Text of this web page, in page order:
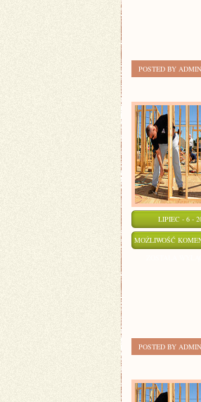
POSTED BY ADMIN
LIPIEC - 6 -
MOŻLIWOŚĆ
POSTED BY ADMIN